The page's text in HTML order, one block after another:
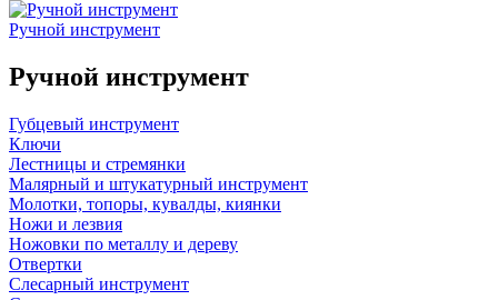
Ручной инструмент
Ручной инструмент
Губцевый инструмент
Ключи
Лестницы и стремянки
Малярный и штукатурный инструмент
Молотки, топоры, кувалды, киянки
Ножи и лезвия
Ножовки по металлу и дереву
Отвертки
Слесарный инструмент